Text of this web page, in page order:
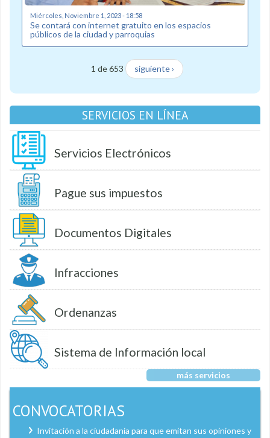
Miércoles, Noviembre 1, 2023 - 18:58
Se contará con internet gratuito en los espacios
públicos de la ciudad y parroquias
1 de 653 siguiente ›
SERVICIOS EN LÍNEA
Servicios Electrónicos
Pague sus impuestos
Documentos Digitales
Infracciones
Ordenanzas
Sistema de Información local
más servicios
CONVOCATORIAS
Invitación a la ciudadanía para que emitan sus opiniones y